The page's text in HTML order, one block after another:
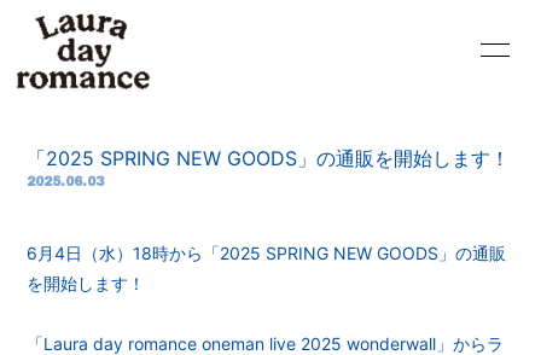
LIVE PROFILE
BLOG
RADIO PHOTO
「2025 SPRING NEW GOODS」の通販を開始します！
2025.06.03
6月4日（水）18時から「2025 SPRING NEW GOODS」の通販
を開始します！
「Laura day romance oneman live 2025 wonderwall」からラ